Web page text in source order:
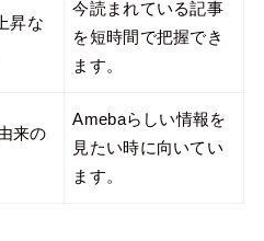
昇な
今読まれている記事
を短時間で把握でき
ます。
来の
Amebaらしい情報を
見たい時に向いてい
ます。